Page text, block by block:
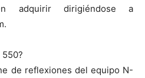
adquirir dirigiéndose a
de reflexiones del equipo N-